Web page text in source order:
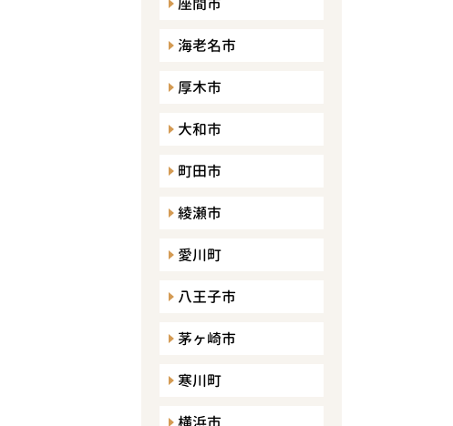
海老名市
厚木市
大和市
町田市
綾瀬市
愛川町
八王子市
茅ヶ崎市
寒川町
横浜市